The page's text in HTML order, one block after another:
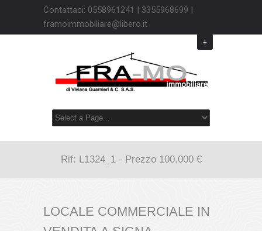
Contattaci: 0558961241 | 3355968699 |
framoimmobiliare@libero.it
+
Rif: L1324_1 - Prezzo 100.000 €
LOCALE COMMERCIALE IN